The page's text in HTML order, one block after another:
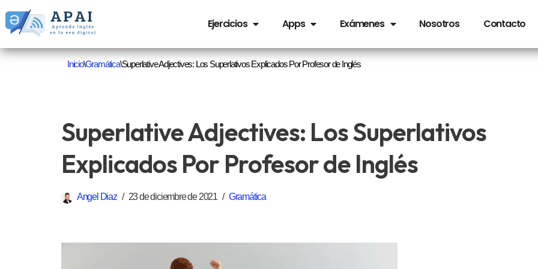
Saltar
al
Ejercicios Apps Exámenes Nosotros Contacto
Inicio\Gramática\Superlative Adjectives: Los Superlativos Explicados Por Profesor de Inglés
Superlative Adjectives: Los Superlativos
Explicados Por Profesor de Inglés
Angel Diaz 23 de diciembre de 2021 Gramática